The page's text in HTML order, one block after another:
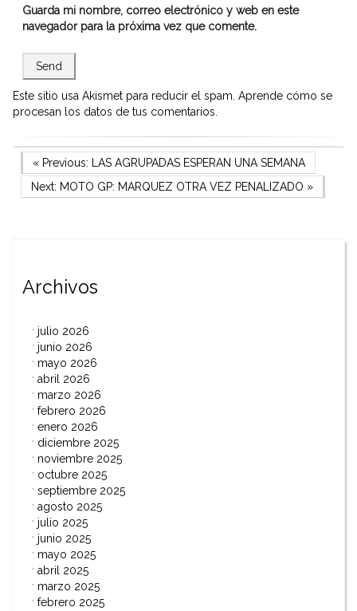
Guarda mi nombre, correo electrónico y web en este
navegador para la próxima vez que comente.
Este sitio usa Akismet para reducir el spam. Aprende cómo se
procesan los datos de tus comentarios.
Navegación
de
Previous Post
« Previous:
LAS AGRUPADAS ESPERAN UNA SEMANA
Next Post
Next: MOTO GP: MARQUEZ OTRA VEZ PENALIZADO »
Archivos
julio 2026
junio 2026
mayo 2026
abril 2026
marzo 2026
febrero 2026
enero 2026
diciembre 2025
noviembre 2025
octubre 2025
septiembre 2025
agosto 2025
julio 2025
junio 2025
mayo 2025
abril 2025
marzo 2025
febrero 2025